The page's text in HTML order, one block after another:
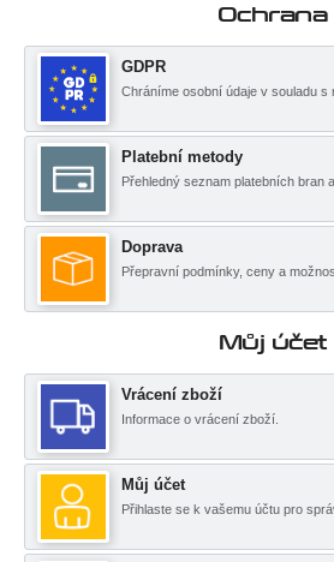
Ochrana
GDPR
Chráníme osobní údaje v souladu s
Platební metody
Přehledný seznam platebních bran
Doprava
Přepravní podmínky, ceny a
Můj účet
Vrácení zboží
Informace o vrácení zboží.
Můj účet
Přihlaste se k vašemu účtu pro